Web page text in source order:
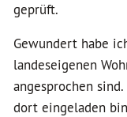
geprüft.
Gewundert habe
landeseigenen
angesprochen
dort eingeladen